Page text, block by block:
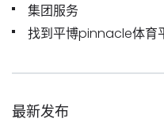
集团服务
找到平博pinnacle体育
最新发布